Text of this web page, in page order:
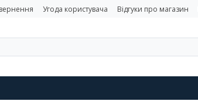
Угода користувача Відгуки про магазин